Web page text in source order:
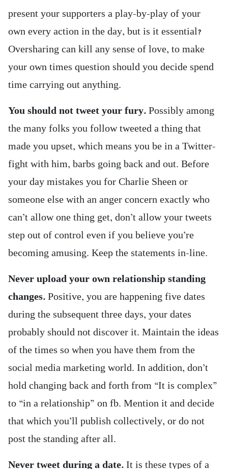
present your supporters a play-by-play of your
own every action in the day, but is it essential?
Oversharing can kill any sense of love, to make
your own times question should you decide spend
time carrying out anything.
You should not tweet your fury. Possibly among
the many folks you follow tweeted a thing that
made you upset, which means you be in a Twitter-
fight with him, barbs going back and out. Before
your day mistakes you for Charlie Sheen or
someone else with an anger concern exactly who
can’t allow one thing get, don’t allow your tweets
step out of control even if you believe you’re
becoming amusing. Keep the statements in-line.
Never upload your own relationship standing
changes. Positive, you are happening five dates
during the subsequent three days, your dates
probably should not discover it. Maintain the ideas
of the times so when you have them from the
social media marketing world. In addition, don’t
hold changing back and forth from “It is complex”
to “in a relationship” on fb. Mention it and decide
that which you’ll publish collectively, or do not
post the standing after all.
Never tweet during a date. It is these types of a